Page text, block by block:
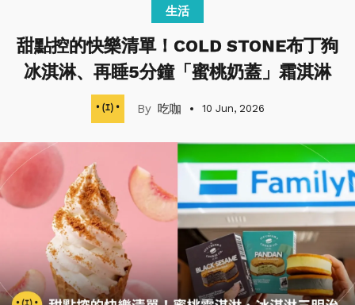
生活
甜點控的快樂清單！COLD STONE布丁狗
冰淇淋、再睡5分鐘「蜜桃奶蓋」霜淇淋
吃咖 10 Jun, 2026